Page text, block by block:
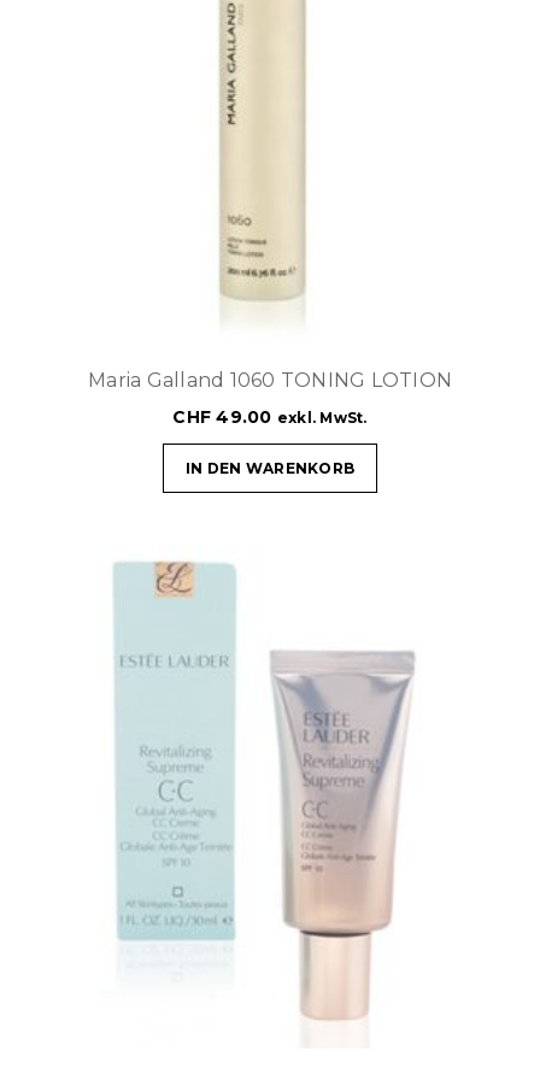
Maria Galland 1060 TONING LOTION
CHF 49.00 exkl. MwSt.
IN DEN WARENKORB